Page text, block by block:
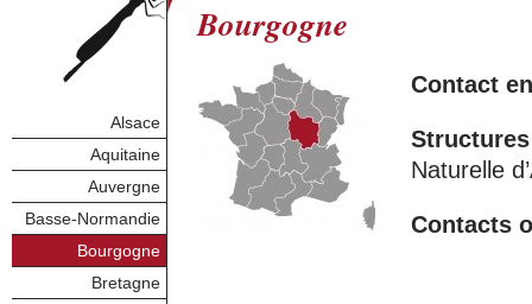
Alsace
Aquitaine
Auvergne
Basse-Normandie
Bourgogne
Bretagne
Bourgogne
Contact
Naturelle
Contacts